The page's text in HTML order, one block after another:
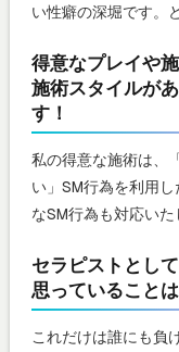
い性癖の深堀です。
得意なプレイや
施術スタイルが
す！
私の得意な施術は、
い」SM行為を利用
なSM行為も対応いた
セラピストとし
思っていること
これだけは誰にも負